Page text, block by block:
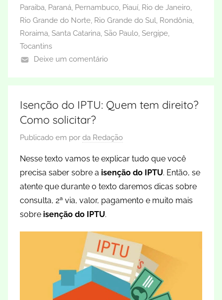
Paraiba, Paraná, Pernambuco, Piauí, Rio de Janeiro,
Rio Grande do Norte, Rio Grande do Sul, Rondônia,
Roraima, Santa Catarina, São Paulo, Sergipe,
Tocantins
Deixe um comentário
Isenção do IPTU: Quem tem direito?
Como solicitar?
Publicado em por da Redação
Nesse texto vamos te explicar tudo que você
precisa saber sobre a isenção do IPTU. Então, se
atente que durante o texto daremos dicas sobre
consulta, 2ª via, valor, pagamento e muito mais
sobre isenção do IPTU.